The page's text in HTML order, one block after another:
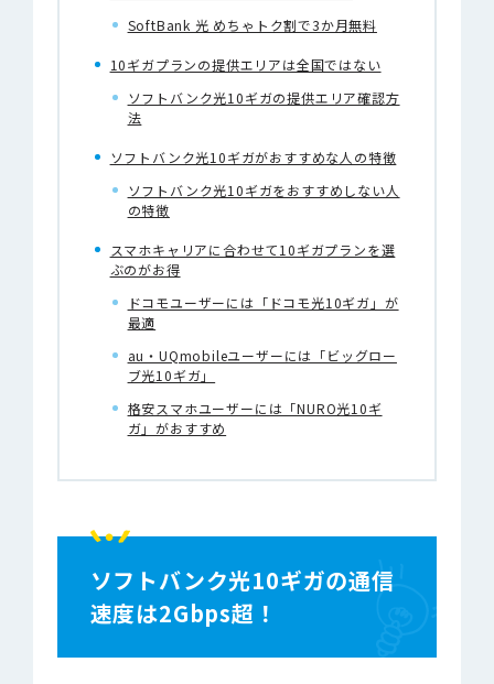
SoftBank 光 めちゃトク割で3か月無料
10ギガプランの提供エリアは全国ではない
ソフトバンク光10ギガの提供エリア確認方
法
ソフトバンク光10ギガがおすすめな人の特徴
ソフトバンク光10ギガをおすすめしない人
の特徴
スマホキャリアに合わせて10ギガプランを選
ぶのがお得
ドコモユーザーには「ドコモ光10ギガ」が
最適
au・UQmobileユーザーには「ビッグロー
ブ光10ギガ」
格安スマホユーザーには「NURO光10ギ
ガ」がおすすめ
ソフトバンク光10ギガの通信
速度は2Gbps超！